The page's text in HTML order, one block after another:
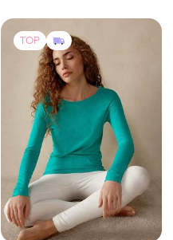
850 грн 14
Intimissimi
Лонгслів жіночий